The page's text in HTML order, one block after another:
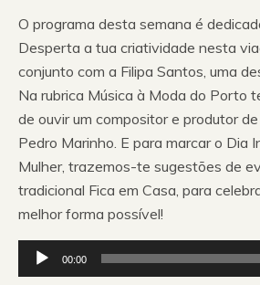
O programa desta semana é
Desperta a tua criatividade nesta
conjunto com a Filipa Santos, uma
Na rubrica Música à Moda do Porto
de ouvir um compositor e produtor
Pedro Marinho. E para marcar o Dia
Mulher, trazemos-te sugestões de
tradicional Fica em Casa, para
melhor forma possível!
Reprodutor
de
00:00